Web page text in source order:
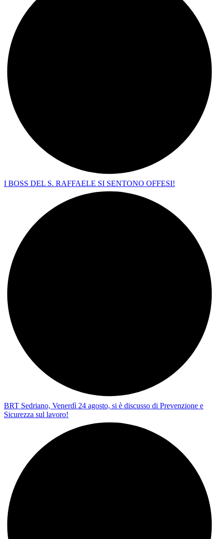
I BOSS DEL S. RAFFAELE SI SENTONO OFFESI!
BRT Sedriano, Venerdì 24 agosto, si è discusso di Prevenzione e
Sicurezza sul lavoro!